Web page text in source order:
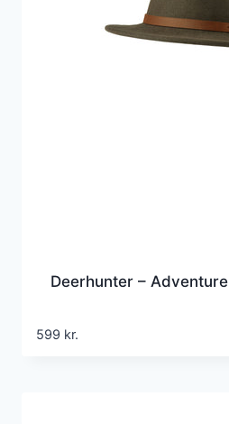
Deerhunter –
599 kr.